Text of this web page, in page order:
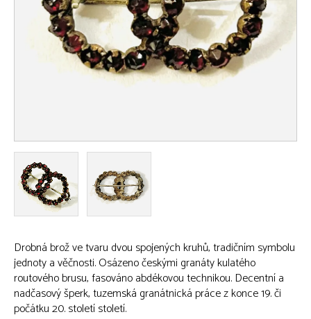
Drobná brož ve tvaru dvou spojených kruhů, tradičním symbolu
jednoty a věčnosti. Osázeno českými granáty kulatého
routového brusu, fasováno abdékovou technikou. Decentní a
nadčasový šperk, tuzemská granátnická práce z konce 19. či
počátku 20. století století.